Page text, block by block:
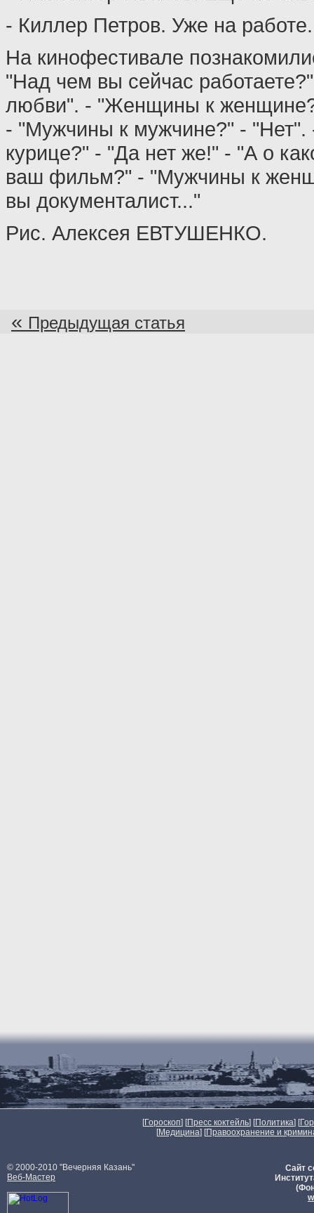
- Киллер Петров. Уже на работе.
На кинофестивале
"Над чем вы сейчас
любви". - "Женщины к
- "Мужчины к мужчине?" -
курице?" - "Да нет же!" - "А о
ваш фильм?" - "Мужчины к
вы документалист..."
Рис. Алексея ЕВТУШЕНКО.
« Предыдущая статья
[Гороскоп] [Пресс коктейль] [Политика] [
[Медицина] [Правоохранение и
© 2000-2010 "Вечерняя Казань"
Веб-Мастер
Сайт